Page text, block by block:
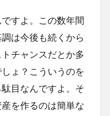
すよ。この数年間
は今後も続くから
チャンスだとか多
ょ？こういうのを
目なんですよ。そ
を作るのは簡単な